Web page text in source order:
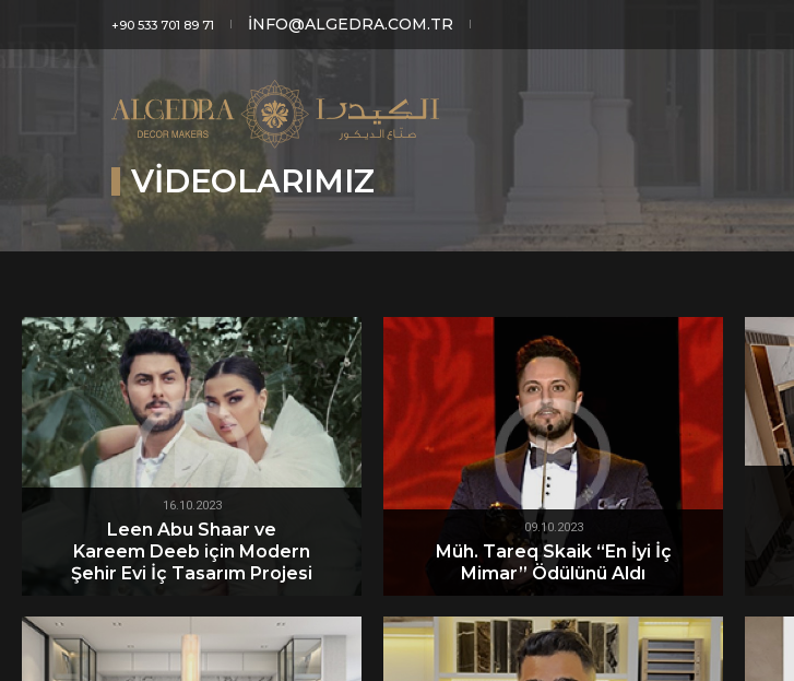
+90 533 701 89 71 INFO@ALGEDRA.COM.TR
VIDEOLARIMIZ
16.10.2023
Leen Abu Shaar ve
Kareem Deeb için Modern
Şehir Evi İç Tasarım Projesi
09.10.2023
Müh. Tareq Skaik “En İyi İç
Mimar” Ödülünü Aldı